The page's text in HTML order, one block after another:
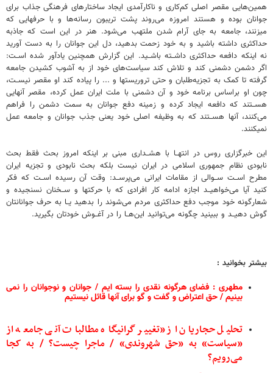
همین‌هایی مقصر اصلی کم‌کاری و ناکارآمدی ایجاد ساختارهای فرهنگی جذاب برای
جوانان بوده و هستند امروزه می‌روند پشت تریبون رسانه‌ها و با حرفهایی که
میزنند، جامعه به جای آرام شدن ملتهب می‌شود. هنر در این است که جاذبه
حداکثری داشته باشید و به خود زحمت بدهید، دل این جوانان را به دست آورید
نه اینکه دافعه حداکثری داشــته باشــید. این گزارش همچنین یادآور شده اســت:
اگر دشمن دشمنی کند و تلاش کند سیاست‌های خود از به آشوب کشیدن جامعه
گرفته تا کمک به تجزیه‌طلبان و حتی تروریستها و ... را پیاده کند او مقصر نیســت،
چون او براساس برنامه خود و آن دشمنی با ملت ایران عمل کرده، مقصر آنهایی
هســتند که دافعه ایجاد کرده و زمینه دفع جوانان به سمت دشمن را فراهم
می‌کنند، آنها هســتند که به وظیفه اصلی خود یعنی جذب جوانان و جامعه عمل
نمیکنند.
این خبرگزاری روس در انتهــا با هشــداری مبنی بر اینکه امروز بحث فقط بحث
نابودی نظام جمهوری اسلامی در ایران نیست بلکه بحث نابودی و تجزیه ایران
مطرح اســت ســوالی از مقامات ایرانی می‌پرســد: وقت آن رسیده اســت که فکر
کنید آیا می‌خواهیــد اجازه ادامه کار افرادی که با حرکتها و ســخنان نسنجیده و
شعارگونه خود موجب دفع حداکثری مردم می‌شوند را بدهید یــا به حرف جوانانتان
گوش دهیــد و ببینید چگونه می‌توانید این‌هــا را در آغــوش خودتان بگیرید.
بیشتر بخوانید :
مطهری : فضای هرگونه نقدی را بسته ایم / جوانان و نوجوانان را نمی
بینیم / حق اعتراض و گفت و گو برای آنها قائل نیستیم
تحلیل حجاریان از «تغییر گرانیگاه مطالبات آنی جامعه از
«سیاست» به «حق شهروندی» / ماجرا چیست؟ / به کجا
می‌رویم؟